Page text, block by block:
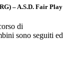
– A.S.D. Fair Play
di
sono seguiti ed